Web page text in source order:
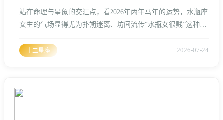
站在命理与星象的交汇点，看2026年丙午马年的运势，水瓶座
女生的气场显得尤为扑朔迷离、坊间流传“水瓶女很贱”这种说
其实指向的是一种极度矛盾、难以捉摸的性格特质、老夫行走
得从她们的守护星——天王星说起、天王星代表分裂、变革与
反传统、在2
十二星座 2026-07-24